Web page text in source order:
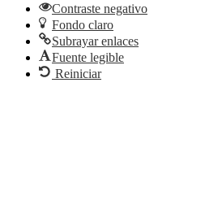
Contraste negativo
Fondo claro
Subrayar enlaces
Fuente legible
Reiniciar